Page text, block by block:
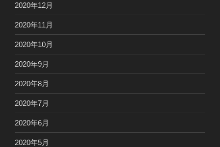
2020年12月
2020年11月
2020年10月
2020年9月
2020年8月
2020年7月
2020年6月
2020年5月